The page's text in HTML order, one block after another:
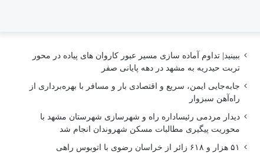
ببینید| تداوم آماده سازی مسیر عبور کاروان های پیاده در محور
تربت حیدریه به مشهد در دهه پایانی صفر
جابه‌جایی ایمن، سریع و اقتصادی بار و مسافر با بهره‌برداری از
راه‌آهن سبزوار
دیدار مردمی رئیساداره راه و شهرسازی شهرستان مشهد با
محوریت پیگیری مطالبات مسکن شهروندان انجام شد
۵۱ هزار و ۶۱۸ زائر از خراسان رضوی با اتوبوس راهی